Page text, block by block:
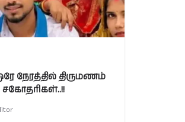
நேரத்தில் திருமணம்